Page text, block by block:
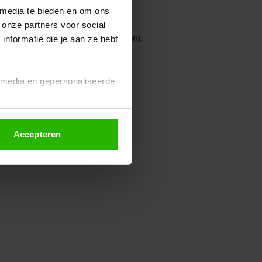
te bieden en om ons
partners voor social
die je aan ze hebt
en gepersonaliseerde
altijd wijzigen of
Accepteren
console for more information).